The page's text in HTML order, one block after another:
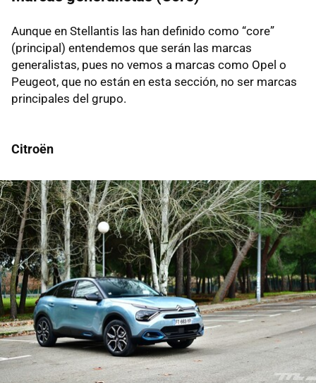
Aunque en Stellantis las han definido como “core”
(principal) entendemos que serán las marcas
generalistas, pues no vemos a marcas como Opel o
Peugeot, que no están en esta sección, no ser marcas
principales del grupo.
Citroën